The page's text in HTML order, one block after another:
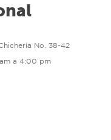
No. 38-42
a 4:00 pm